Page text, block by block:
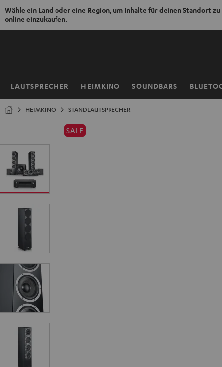
Wähle ein Land oder eine Region, um Inhalte für deinen Standort zu
online einzukaufen.
ZUM
LAUTSPRECHER HEIMKINO SOUNDBARS
Startseite
HEIMKINO STANDLAUTSPRECHER
SALE